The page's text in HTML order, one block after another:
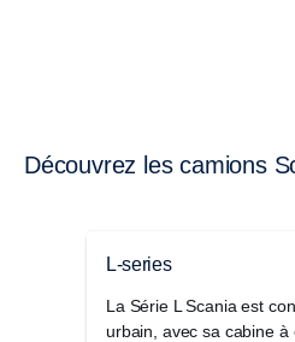
Découvrez les camions
L-series
La Série L Scania est
urbain, avec sa cabine